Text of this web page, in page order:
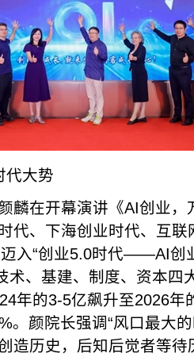
代大势
麟在开幕演讲《AI创业
代、下海创业时代、互
入“创业5.0时代——AI创
术、基建、制度、资本四
年的3-5亿飙升至2026年
。颜院长强调“风口最大
造历史，后知后觉者等